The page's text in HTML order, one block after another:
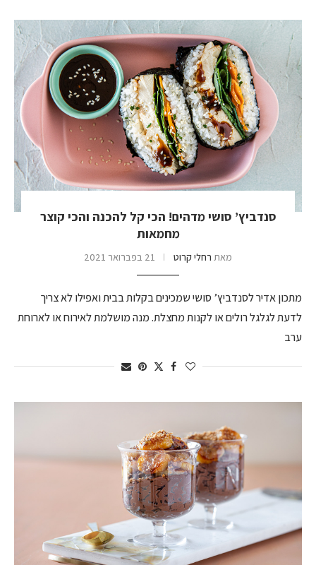
סנדביץ’ סושי מדהים! הכי קל להכנה והכי קוצר
מחמאות
מאת רחלי קרוט 21 בפברואר 2021
מתכון אדיר לסנדביץ’ סושי שמכינים בקלות בבית ואפילו לא צריך
לדעת לגלגל רולים או לקנות מחצלת. מנה מושלמת לאירוח או לארוחת
ערב